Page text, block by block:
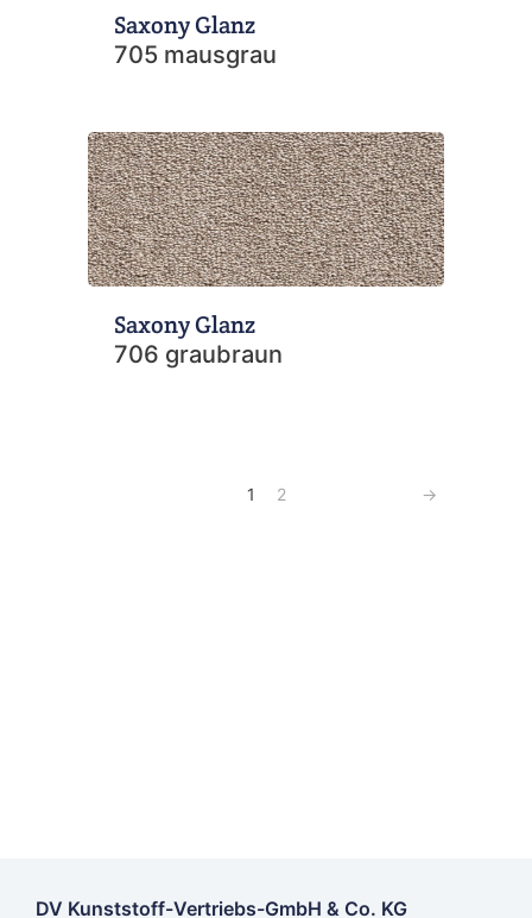
Saxony Glanz
705 mausgrau
Saxony Glanz
706 graubraun
1 2 →
DV Kunststoff-Vertriebs-GmbH & Co. KG